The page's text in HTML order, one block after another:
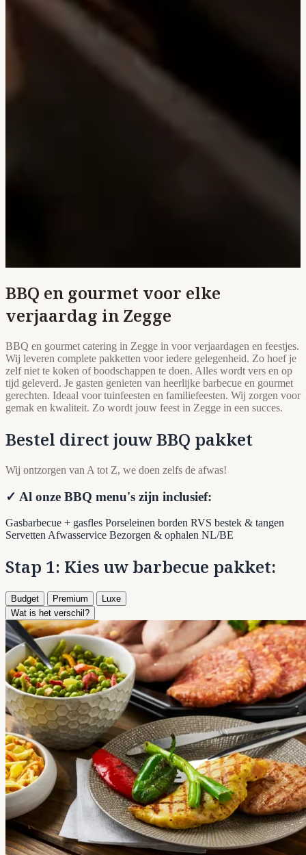
BBQ en gourmet voor elke
verjaardag in Zegge
BBQ en gourmet catering in Zegge in voor verjaardagen en feestjes.
Wij leveren complete pakketten voor iedere gelegenheid. Zo hoef je
zelf niet te koken of boodschappen te doen. Alles wordt vers en op
tijd geleverd. Je gasten genieten van heerlijke barbecue en gourmet
gerechten. Ideaal voor tuinfeesten en familiefeesten. Wij zorgen voor
gemak en kwaliteit. Zo wordt jouw feest in Zegge in een succes.
Bestel direct jouw BBQ pakket
Wij ontzorgen van A tot Z, we doen zelfs de afwas!
✓ Al onze BBQ menu's zijn inclusief:
Gasbarbecue + gasfles Porseleinen borden RVS bestek & tangen
Servetten Afwasservice Bezorgen & ophalen NL/BE
Stap 1: Kies uw barbecue pakket:
Budget Premium
Luxe
Wat is het verschil?